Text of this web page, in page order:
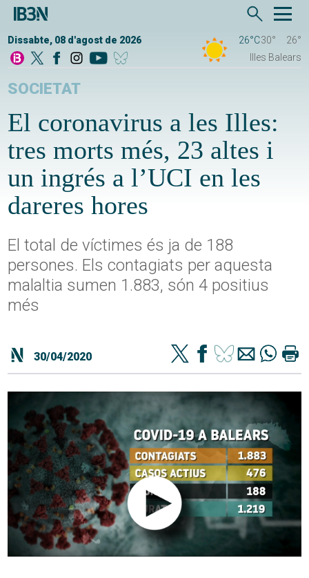
Dissabte, 08 d'agost de 2026 26°C30°
26°
Illes Balears
SOCIETAT
El coronavirus a les Illes:
tres morts més, 23 altes i
un ingrés a l’UCI en les
dareres hores
El total de víctimes és ja de 188
persones. Els contagiats per aquesta
malaltia sumen 1.883, són 4 positius
més
30/04/2020